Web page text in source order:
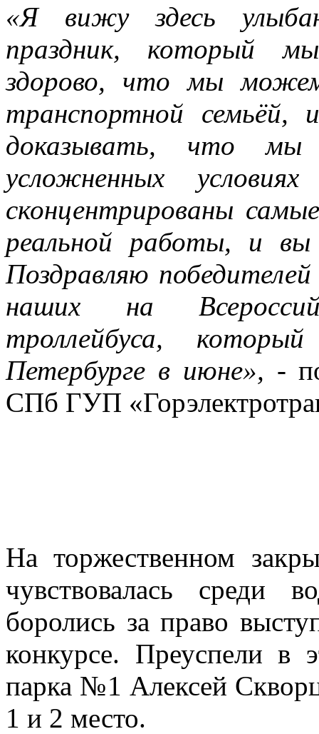
«Я вижу здесь
праздник, который
здорово, что мы
транспортной
доказывать, что мы
усложненных
сконцентрированы
реальной работы, и вы
Поздравляю
наших на
троллейбуса,
Петербурге в июне», -
СПб ГУП
На торжественном
чувствовалась среди
боролись за право
конкурсе. Преуспели в
парка №1 Алексей
1 и 2 место.